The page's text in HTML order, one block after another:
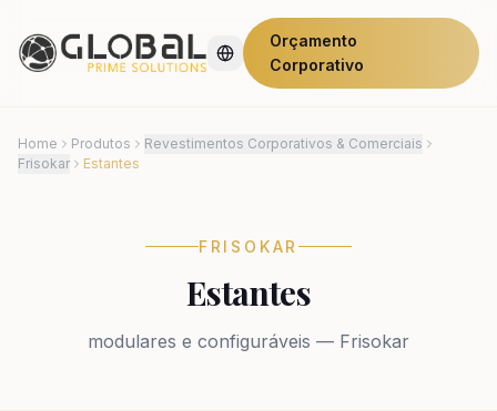
Orçamento
Corporativo
Home Produtos
Revestimentos Corporativos & Comerciais
Frisokar
Estantes
FRISOKAR
Estantes
modulares e configuráveis — Frisokar